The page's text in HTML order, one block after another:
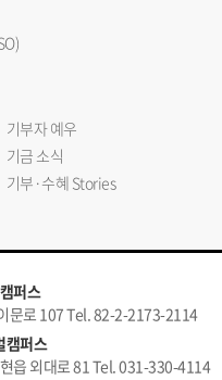
기부자 예우
기금 소식
기부·수혜 Stories
퍼스
문로 107 Tel. 82-2-2173-2114
캠퍼스
읍 외대로 81 Tel. 031-330-4114